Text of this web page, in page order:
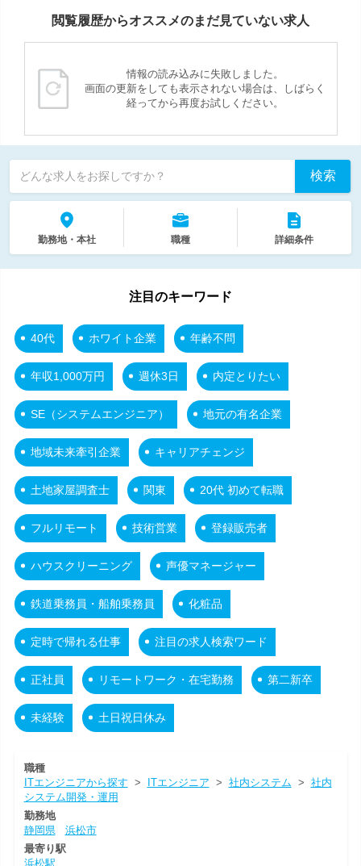
閲覧履歴からオススメのまだ見ていない求人
情報の読み込みに失敗しました。
画面の更新をしても表示されない場合は、しばらく
経ってから再度お試しください。
どんな求人をお探しですか？ 検索
勤務地・本社 職種 詳細条件
注目のキーワード
40代 ホワイト企業 年齢不問
年収1,000万円 週休3日 内定とりたい
SE（システムエンジニア） 地元の有名企業
地域未来牽引企業 キャリアチェンジ
土地家屋調査士 関東 20代 初めて転職
フルリモート 技術営業 登録販売者
ハウスクリーニング 声優マネージャー
鉄道乗務員・船舶乗務員 化粧品
定時で帰れる仕事 注目の求人検索ワード
正社員 リモートワーク・在宅勤務 第二新卒
未経験 土日祝日休み
職種
ITエンジニアから探す > ITエンジニア > 社内システム > 社内
システム開発・運用
勤務地
静岡県
浜松市
最寄り駅
浜松駅